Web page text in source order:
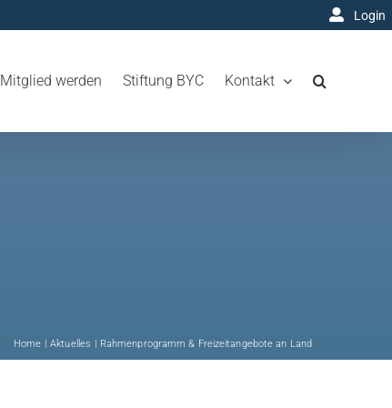
Login
Mitglied werden Stiftung BYC Kontakt
Home Aktuelles Rahmenprogramm & Freizeitangebote an Land